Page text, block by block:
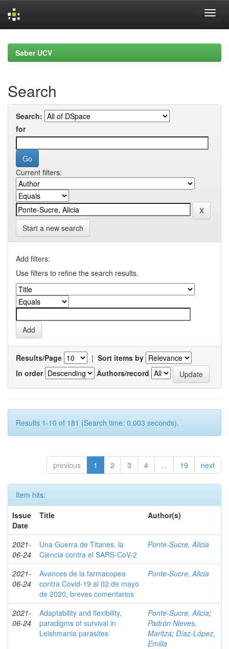
navigationSaber UCV
Search
Search:
for
Current filters:
Start a new search
Add filters:
Use filters to refine the search results.
Results/Page | Sort items by
In order
Authors/record
Results 1-10 of 181 (Search time: 0.003 seconds).
previous 1 2 3 4 ... 19 next
Item hits:
Issue
Date
Title Author(s)
2021-
06-24
Una Guerra de Titanes, la
Ciencia contra el SARS-CoV-2
Ponte-Sucre, Alicia
2021-
06-24
Avances de la farmacopea
contra Covid-19 al 02 de mayo
de 2020, breves comentarios
Ponte-Sucre, Alicia
2021-
06-24
Adaptability and flexibility,
paradigms of survival in
Leishmania parasites
Ponte-Sucre, Alicia;
Padrón Nieves,
Maritza; Díaz-López,
Emilia